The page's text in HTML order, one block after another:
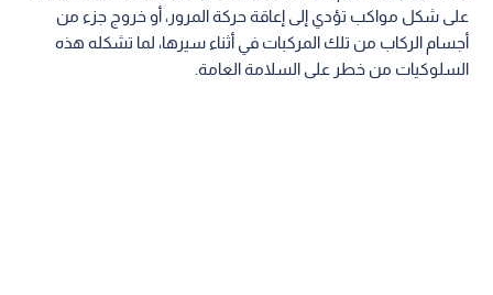
على شكل مواكب تؤدي إلى إعاقة حركة المرور، أو خروج جزء من
أجسام الركاب من تلك المركبات في أثناء سيرها، لما تشكله هذه
السلوكيات من خطر على السلامة العامة.